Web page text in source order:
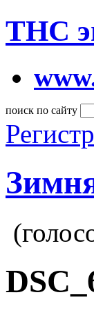
ТНС
поиск по сайту